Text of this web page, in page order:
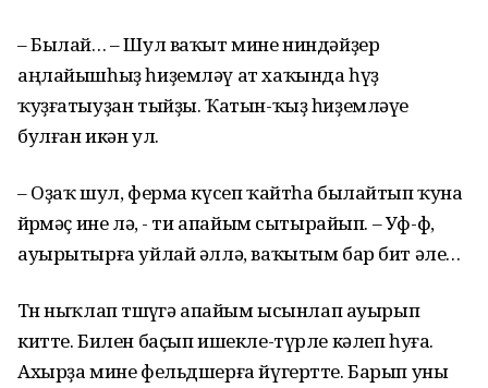
– Былай… – Шул ваҡыт мине ниндәйҙер
аңлайышһыҙ һиҙемләү ат хаҡында һүҙ
ҡуҙғатыуҙан тыйҙы. Ҡатын-ҡыҙ һиҙемләүе
булған икән ул.
– Оҙаҡ шул, ферма күсеп ҡайтһа былайтып ҡуна
йөрөмәҫ ине лә, - ти апайым сытырайып. – Уф-ф,
ауырытырға уйлай әллә, ваҡытым бар бит әле…
Төн ныҡлап төшөүгә апайым ысынлап ауырып
китте. Билен баҫып ишекле-түрле кәлеп һуға.
Ахырҙа мине фельдшерға йүгертте. Барып уны